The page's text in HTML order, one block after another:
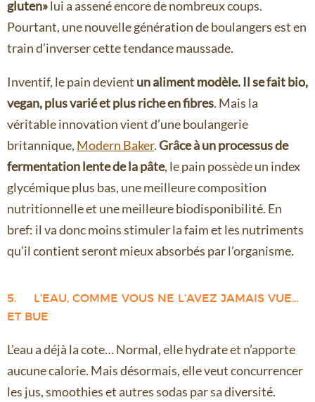
gluten»lui a assené encore de nombreux coups.
Pourtant, une nouvelle génération de boulangers est en
train d’inverser cette tendance maussade.
Inventif, le pain devient un aliment modèle. Il se fait bio,
vegan, plus varié et plus riche en fibres. Mais la
véritable innovation vient d’une boulangerie
britannique, Modern Baker.Grâce à un processus de
fermentation lente de la pâte, le pain possède un index
glycémique plus bas, une meilleure composition
nutritionnelle et une meilleure biodisponibilité. En
bref: il va donc moins stimuler la faim et les nutriments
qu’il contient seront mieux absorbés par l’organisme.
5. L’EAU, COMME VOUS NE L’AVEZ JAMAIS VUE…
ET BUE
L’eau a déjà la cote… Normal, elle hydrate et n’apporte
aucune calorie. Mais désormais, elle veut concurrencer
les jus, smoothies et autres sodas par sa diversité.